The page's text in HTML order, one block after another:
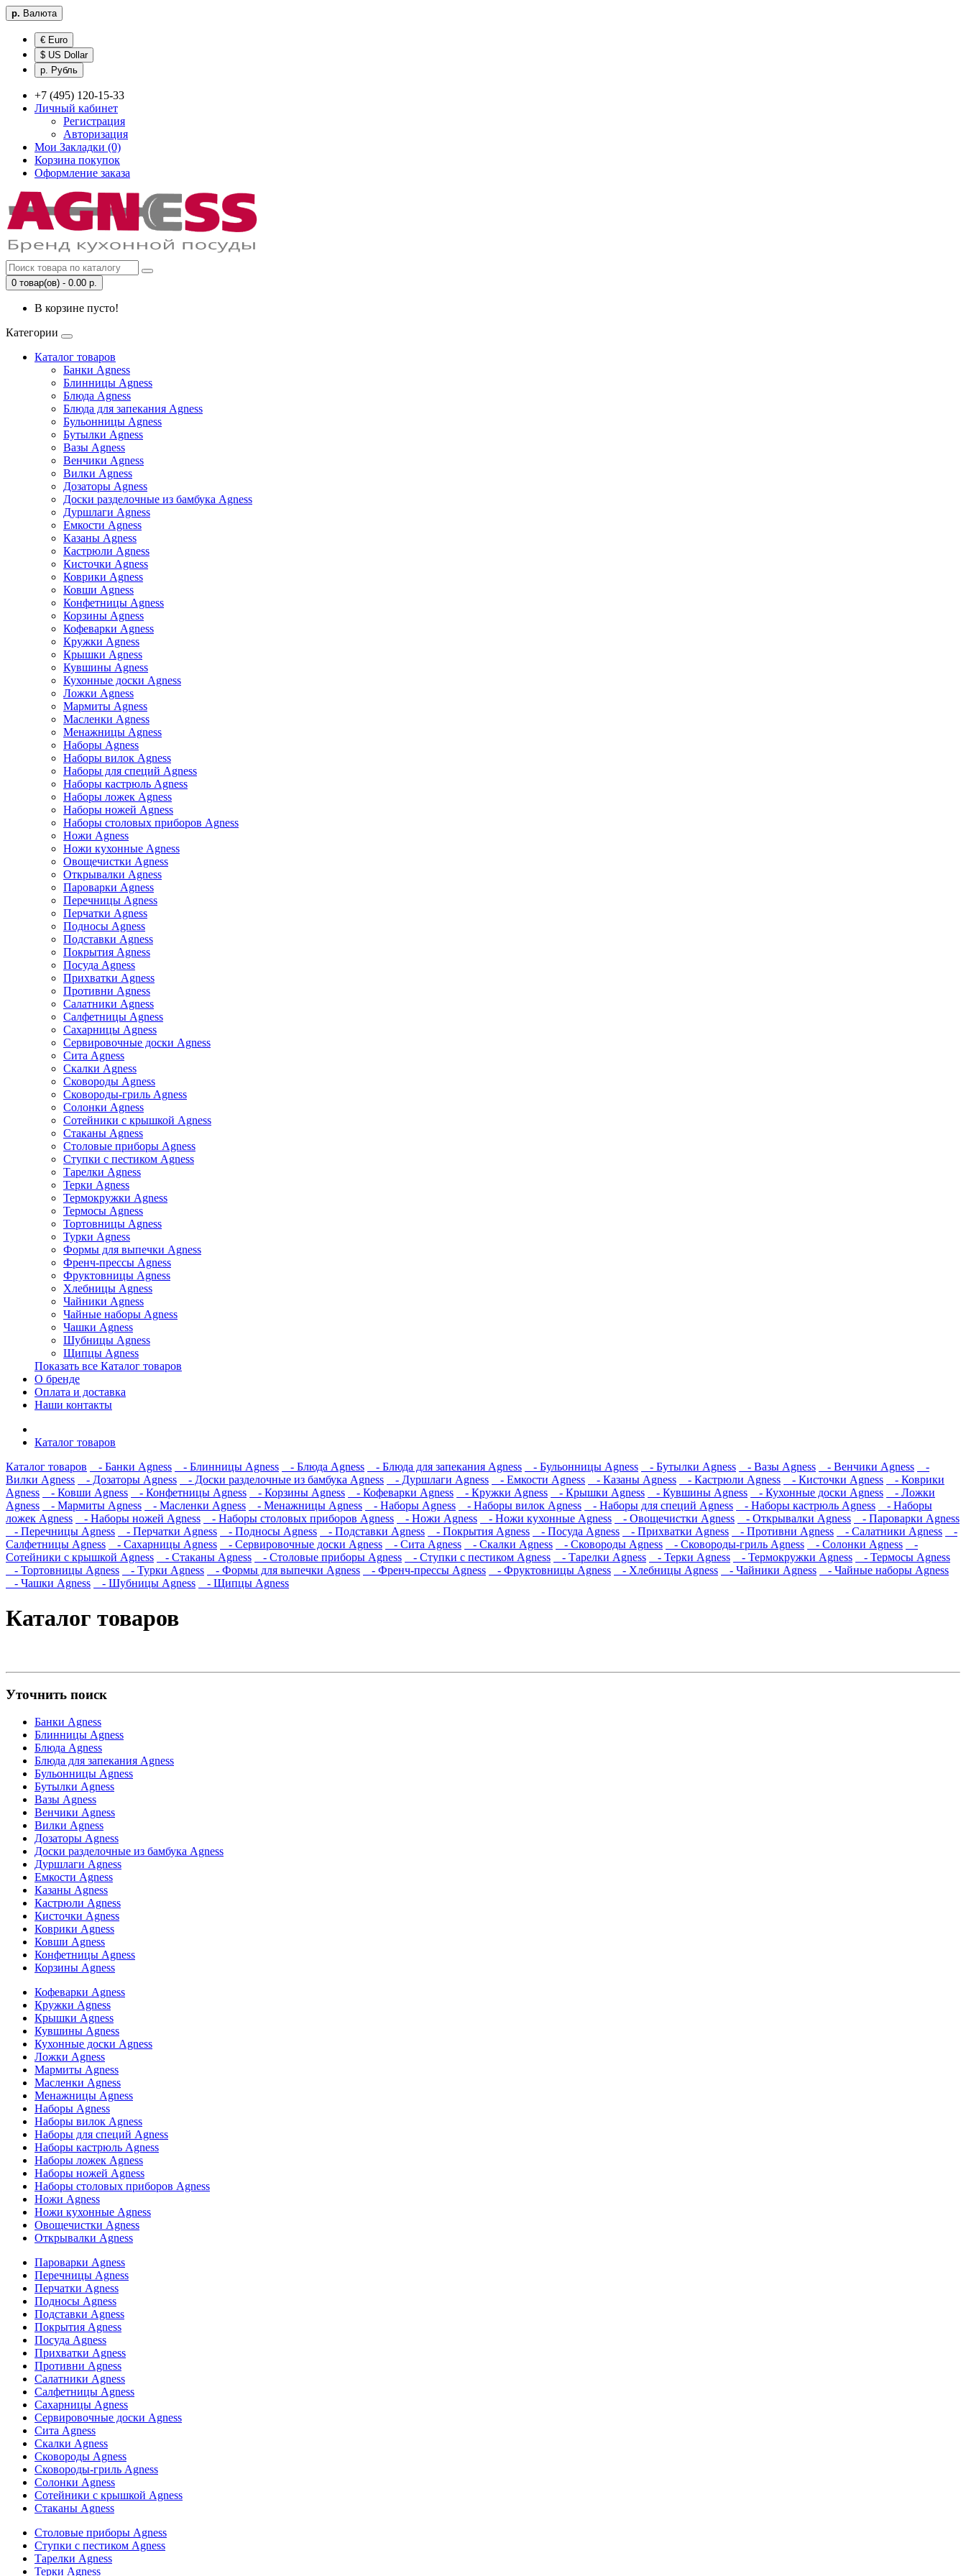
р. Валюта
€ Euro
$ US Dollar
р. Рубль
+7 (495) 120-15-33
Личный кабинет
Регистрация
Авторизация
Мои Закладки (0)
Корзина покупок
Оформление заказа
0 товар(ов) - 0.00 р.
В корзине пусто!
Категории
Каталог товаров
Банки Agness
Блинницы Agness
Блюда Agness
Блюда для запекания Agness
Бульонницы Agness
Бутылки Agness
Вазы Agness
Венчики Agness
Вилки Agness
Дозаторы Agness
Доски разделочные из бамбука Agness
Дуршлаги Agness
Емкости Agness
Казаны Agness
Кастрюли Agness
Кисточки Agness
Коврики Agness
Ковши Agness
Конфетницы Agness
Корзины Agness
Кофеварки Agness
Кружки Agness
Крышки Agness
Кувшины Agness
Кухонные доски Agness
Ложки Agness
Мармиты Agness
Масленки Agness
Менажницы Agness
Наборы Agness
Наборы вилок Agness
Наборы для специй Agness
Наборы кастрюль Agness
Наборы ложек Agness
Наборы ножей Agness
Наборы столовых приборов Agness
Ножи Agness
Ножи кухонные Agness
Овощечистки Agness
Открывалки Agness
Пароварки Agness
Перечницы Agness
Перчатки Agness
Подносы Agness
Подставки Agness
Покрытия Agness
Посуда Agness
Прихватки Agness
Противни Agness
Салатники Agness
Салфетницы Agness
Сахарницы Agness
Сервировочные доски Agness
Сита Agness
Скалки Agness
Сковороды Agness
Сковороды-гриль Agness
Солонки Agness
Сотейники с крышкой Agness
Стаканы Agness
Столовые приборы Agness
Ступки с пестиком Agness
Тарелки Agness
Терки Agness
Термокружки Agness
Термосы Agness
Тортовницы Agness
Турки Agness
Формы для выпечки Agness
Френч-прессы Agness
Фруктовницы Agness
Хлебницы Agness
Чайники Agness
Чайные наборы Agness
Чашки Agness
Шубницы Agness
Щипцы Agness
Показать все Каталог товаров
О бренде
Оплата и доставка
Наши контакты
Каталог товаров
Каталог товаров
- Банки Agness - Блинницы Agness - Блюда Agness - Блюда для запекания Agness - Бульонницы Agness - Бутылки Agness - Вазы Agness - Венчики Agness
-
Вилки Agness
- Дозаторы Agness - Доски разделочные из бамбука Agness - Дуршлаги Agness - Емкости Agness - Казаны Agness - Кастрюли Agness - Кисточки Agness
- Коврики
Agness
- Ковши Agness - Конфетницы Agness - Корзины Agness - Кофеварки Agness - Кружки Agness - Крышки Agness - Кувшины Agness - Кухонные доски Agness
- Ложки
Agness
- Мармиты Agness - Масленки Agness - Менажницы Agness - Наборы Agness - Наборы вилок Agness - Наборы для специй Agness - Наборы кастрюль Agness
- Наборы
ложек Agness
- Наборы ножей Agness - Наборы столовых приборов Agness - Ножи Agness - Ножи кухонные Agness - Овощечистки Agness - Открывалки Agness
- Пароварки Agness
- Перечницы Agness
- Перчатки Agness - Подносы Agness - Подставки Agness - Покрытия Agness - Посуда Agness - Прихватки Agness - Противни Agness - Салатники Agness
-
Салфетницы Agness
- Сахарницы Agness - Сервировочные доски Agness - Сита Agness - Скалки Agness - Сковороды Agness - Сковороды-гриль Agness - Солонки Agness
-
Сотейники с крышкой Agness
- Стаканы Agness - Столовые приборы Agness - Ступки с пестиком Agness - Тарелки Agness - Терки Agness - Термокружки Agness
- Термосы Agness
- Тортовницы Agness
- Турки Agness - Формы для выпечки Agness - Френч-прессы Agness - Фруктовницы Agness - Хлебницы Agness - Чайники Agness
- Чайные наборы Agness
- Чашки Agness
- Шубницы Agness - Щипцы Agness
Каталог товаров
Уточнить поиск
Банки Agness
Блинницы Agness
Блюда Agness
Блюда для запекания Agness
Бульонницы Agness
Бутылки Agness
Вазы Agness
Венчики Agness
Вилки Agness
Дозаторы Agness
Доски разделочные из бамбука Agness
Дуршлаги Agness
Емкости Agness
Казаны Agness
Кастрюли Agness
Кисточки Agness
Коврики Agness
Ковши Agness
Конфетницы Agness
Корзины Agness
Кофеварки Agness
Кружки Agness
Крышки Agness
Кувшины Agness
Кухонные доски Agness
Ложки Agness
Мармиты Agness
Масленки Agness
Менажницы Agness
Наборы Agness
Наборы вилок Agness
Наборы для специй Agness
Наборы кастрюль Agness
Наборы ложек Agness
Наборы ножей Agness
Наборы столовых приборов Agness
Ножи Agness
Ножи кухонные Agness
Овощечистки Agness
Открывалки Agness
Пароварки Agness
Перечницы Agness
Перчатки Agness
Подносы Agness
Подставки Agness
Покрытия Agness
Посуда Agness
Прихватки Agness
Противни Agness
Салатники Agness
Салфетницы Agness
Сахарницы Agness
Сервировочные доски Agness
Сита Agness
Скалки Agness
Сковороды Agness
Сковороды-гриль Agness
Солонки Agness
Сотейники с крышкой Agness
Стаканы Agness
Столовые приборы Agness
Ступки с пестиком Agness
Тарелки Agness
Терки Agness